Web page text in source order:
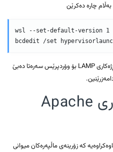
چارە دەکرێن
wsl --set-default-version 1
bcdedit /set
ئوبونتو دامەزرا بەڵام، ئیمە بۆ دامەزراندنی ڕژەکاری LAMP بۆ وۆردپرێس سەرەتا دەبێ
دامەزراندنی ڕاژەکاری Apache
کە زۆرینەی ماڵپەرەکان میوانی